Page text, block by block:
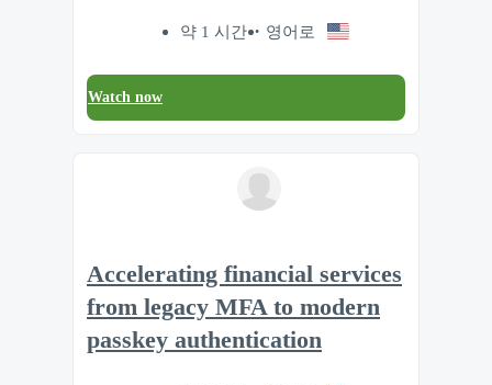
약 1 시간 영어로
Watch now
Accelerating financial services
from legacy MFA to modern
passkey authentication